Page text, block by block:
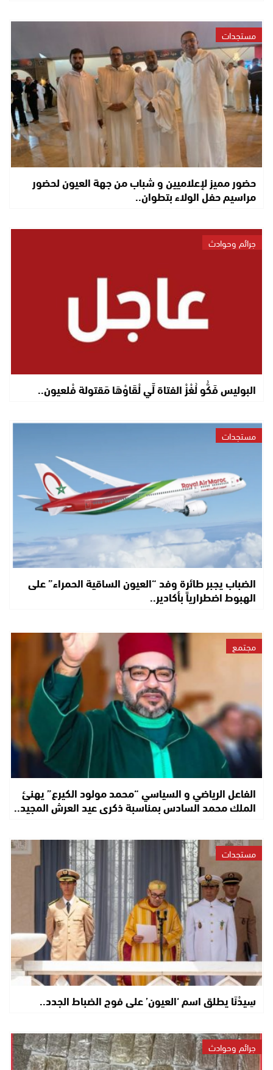
مستجدات
حضور مميز لإعلاميين و شباب من جهة العيون لحضور
مراسيم حفل الولاء بتطوان..
جرائم وحوادث
البوليس فَكُّو لُغْزْ الفتاة لِّي لْقَاوْهَا مَقتولة فْلعيون..
مستجدات
الضباب يجبر طائرة وفد “العيون الساقية الحمراء” على
الهبوط اضطرارياً بأكادير..
مجتمع
الفاعل الرياضي و السياسي “محمد مولود الكيرع” يهنئ
الملك محمد السادس بمناسبة ذكرى عيد العرش المجيد..
مستجدات
سِيدْنَا يطلق اسم ‘العيون’ على فوج الضباط الجدد..
جرائم وحوادث